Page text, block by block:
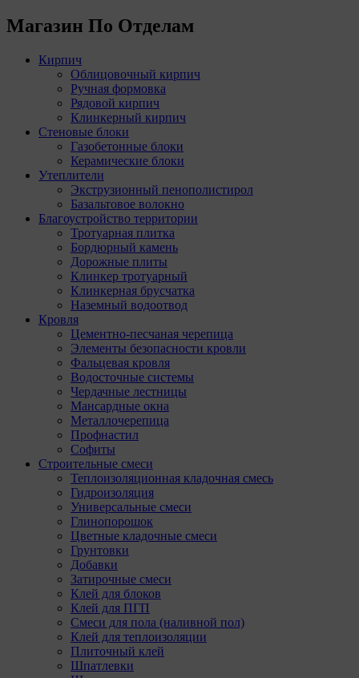
Магазин По Отделам
Кирпич
Облицовочный кирпич
Ручная формовка
Рядовой кирпич
Клинкерный кирпич
Стеновые блоки
Газобетонные блоки
Керамические блоки
Утеплители
Экструзионный пенополистирол
Базальтовое волокно
Благоустройство территории
Тротуарная плитка
Бордюрный камень
Дорожные плиты
Клинкер тротуарный
Клинкерная брусчатка
Наземный водоотвод
Кровля
Цементно-песчаная черепица
Элементы безопасности кровли
Фальцевая кровля
Водосточные системы
Чердачные лестницы
Мансардные окна
Металлочерепица
Профнастил
Софиты
Строительные смеси
Теплоизоляционная кладочная смесь
Гидроизоляция
Универсальные смеси
Глинопорошок
Цветные кладочные смеси
Грунтовки
Добавки
Затирочные смеси
Клей для блоков
Клей для ПГП
Смеси для пола (наливной пол)
Клей для теплоизоляции
Плиточный клей
Шпатлевки